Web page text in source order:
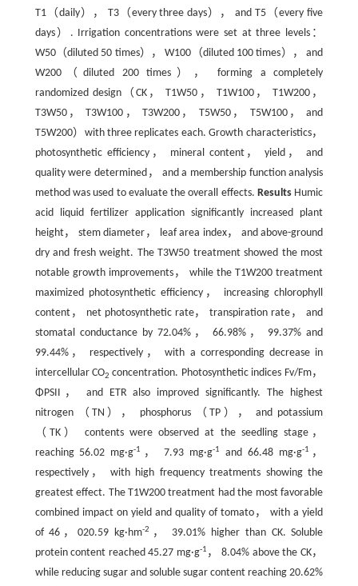
T1（daily）， T3（every three days）， and T5（every five
days）. Irrigation concentrations were set at three levels：
W50（diluted 50 times）， W100（diluted 100 times）， and
W200（diluted 200 times）， forming a completely
randomized design（CK， T1W50， T1W100， T1W200，
T3W50， T3W100， T3W200， T5W50， T5W100， and
T5W200）with three replicates each. Growth characteristics，
photosynthetic efficiency， mineral content， yield， and
quality were determined， and a membership function analysis
method was used to evaluate the overall effects.Results Humic
acid liquid fertilizer application significantly increased plant
height， stem diameter， leaf area index， and above-ground
dry and fresh weight. The T3W50 treatment showed the most
notable growth improvements， while the T1W200 treatment
maximized photosynthetic efficiency， increasing chlorophyll
content， net photosynthetic rate， transpiration rate， and
stomatal conductance by 72.04%， 66.98%， 99.37% and
99.44%， respectively， with a corresponding decrease in
intercellular CO2 concentration. Photosynthetic indices Fv/Fm，
ΦPSII， and ETR also improved significantly. The highest
nitrogen （TN）， phosphorus （TP）， and potassium
（TK） contents were observed at the seedling stage，
reaching 56.02 mg·g-1 ， 7.93 mg·g-1 and 66.48 mg·g-1 ，
respectively， with high frequency treatments showing the
greatest effect. The T1W200 treatment had the most favorable
combined impact on yield and quality of tomato， with a yield
of 46，020.59 kg·hm-2
， 39.01% higher than CK. Soluble
protein content reached 45.27 mg·g-1 ， 8.04% above the CK，
while reducing sugar and soluble sugar content reaching 20.62%